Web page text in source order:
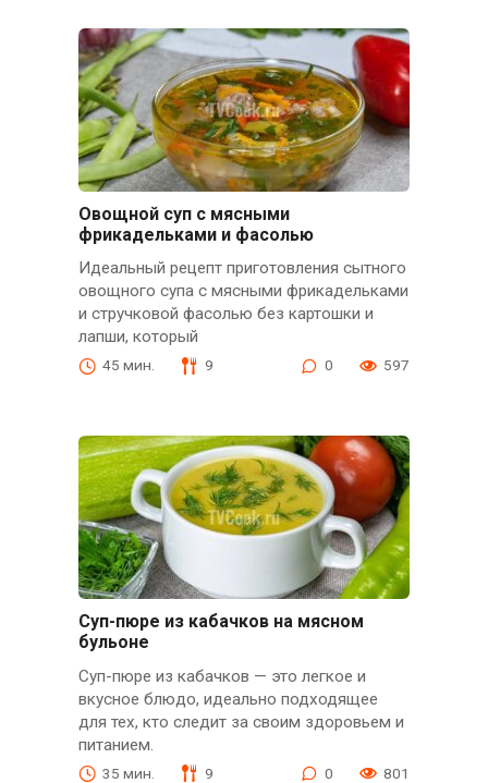
Овощной суп с мясными
фрикадельками и фасолью
Идеальный рецепт приготовления сытного
овощного супа с мясными фрикадельками
и стручковой фасолью без картошки и
лапши, который
45 мин. 9 0 597
Суп-пюре из кабачков на мясном
бульоне
Суп-пюре из кабачков — это легкое и
вкусное блюдо, идеально подходящее
для тех, кто следит за своим здоровьем и
питанием.
35 мин. 9 0 801